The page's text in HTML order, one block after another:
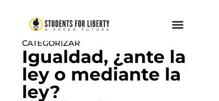
DON'T TREAD ON ANYONE
CATEGORIZAR
Igualdad, ¿ante la
ley o mediante la
ley?